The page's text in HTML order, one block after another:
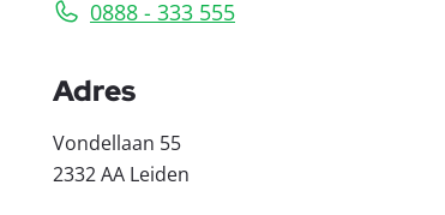
0888 - 333 555
Adres
Vondellaan 55
2332 AA Leiden